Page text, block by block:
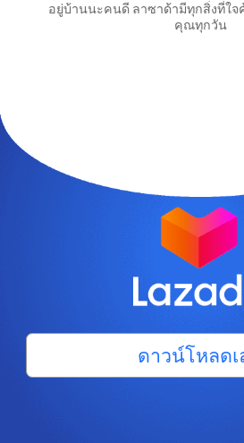
อยู่บ้านนะคนดี ลาซาด้ามีทุกสิ่งที่ใ
คุณทุกวัน
ดาวน์โหลดเ